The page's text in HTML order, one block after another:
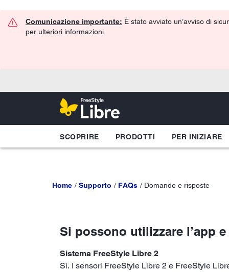
Comunicazione importante: È stato avviato un’avviso di
per ulteriori informazioni.
SCOPRIRE PRODOTTI PER INIZIARE
Home Supporto FAQs Domande e risposte
Si possono utilizzare l’app
Sistema FreeStyle Libre 2
Sì. I sensori FreeStyle Libre 2 e FreeStyle